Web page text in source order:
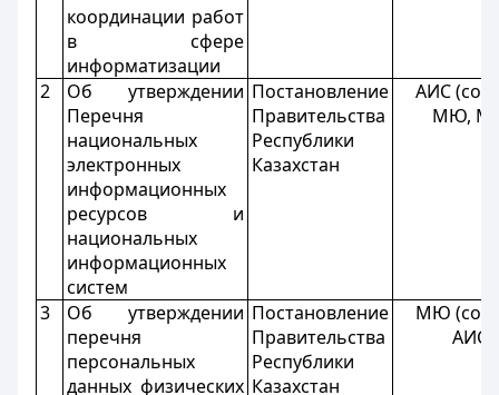
координации работ
в сфере
информатизации
2
Об утверждении
Перечня
национальных
электронных
информационных
ресурсов и
национальных
информационных
систем
Постановление
Правительства
Республики
Казахстан
АИС
МЮ,
3
Об утверждении
перечня
персональных
данных физических
Постановление
Правительства
Республики
Казахстан
МЮ
АИС